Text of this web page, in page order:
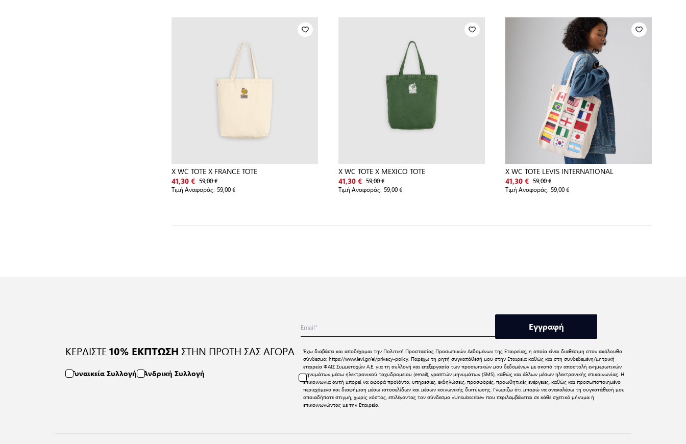
X WC TOTE X FRANCE TOTE
41,30 € 59,00 €
Τιμή Αναφοράς: 59,00 €
X WC TOTE X MEXICO TOTE
41,30 € 59,00 €
Τιμή Αναφοράς: 59,00 €
X WC TOTE LEVIS INTERNATIONAL
41,30 € 59,00 €
Τιμή Αναφοράς: 59,00 €
ΚΕΡΔΙΣΤΕ 10% ΕΚΠΤΩΣΗ ΣΤΗΝ ΠΡΩΤΗ ΣΑΣ ΑΓΟΡΑ
Γυναικεία Συλλογή Ανδρική Συλλογή
Εγγραφή
Έχω διαβάσει και αποδέχομαι την Πολιτική Προστασίας Προσωπικών Δεδομένωντης Εταιρείας, η οποία είναι διαθέσιμη στον ακόλουθο
σύνδεσμο:https://www.levi.gr/el/privacy-policy. Παρέχω τη ρητή συγκατάθεσή μου στην Εταιρεία καθώς και στη συνδεδεμένη/μητρική
εταιρεία ΦΑΙΣ Συμμετοχών Α.Ε. για τη συλλογή και επεξεργασία των προσωπικών μου δεδομένων με σκοπό την αποστολή ενημερωτικών
μηνυμάτων μέσω ηλεκτρονικού ταχυδρομείου (email), γραπτών μηνυμάτων (SMS), καθώς και άλλων μέσων ηλεκτρονικής επικοινωνίας. Η
επικοινωνία αυτή μπορεί να αφορά προϊόντα, υπηρεσίες, εκδηλώσεις, προσφορές, προωθητικές ενέργειες, καθώς και προσωποποιημένο
περιεχόμενο και διαφήμιση μέσω ιστοσελίδων και μέσων κοινωνικής δικτύωσης. Γνωρίζω ότι μπορώ να ανακαλέσω τη συγκατάθεσή μου
οποιαδήποτε στιγμή, χωρίς κόστος, επιλέγοντας τον σύνδεσμο «Unsubscribe» που περιλαμβάνεται σε κάθε σχετικό μήνυμα ή
επικοινωνώντας με την Εταιρεία.